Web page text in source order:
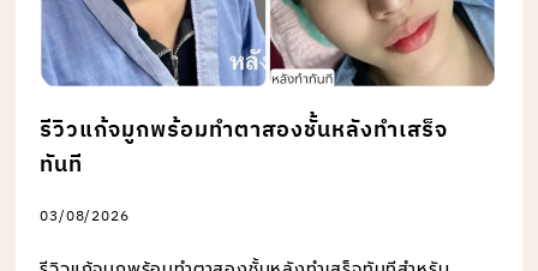
รีวิวแก้จมูกพร้อมทำตาสองชั้นหลังทำเสร็จ
ทันที
03/08/2026